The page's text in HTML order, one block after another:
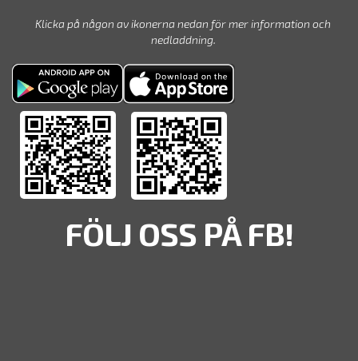
Klicka på någon av ikonerna nedan för mer information och
nedladdning.
FÖLJ OSS PÅ FB!